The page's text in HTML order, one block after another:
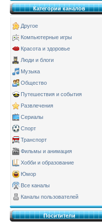
Категории каналов
Другое
Компьютерные игры
Красота и здоровье
Люди и блоги
Музыка
Общество
Путешествия и события
Развлечения
Сериалы
Спорт
Транспорт
Фильмы и анимация
Хобби и образование
Юмор
Все каналы
Каналы пользователей
Поситители